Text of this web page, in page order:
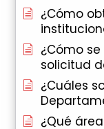
¿Cómo
¿Cómo
solicitud
¿Cuáles
¿Qué